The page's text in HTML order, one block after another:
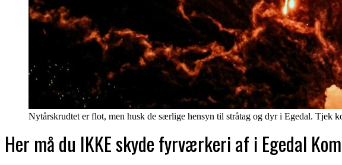
Nytårskrudtet er flot, men husk de særlige hensyn til stråtag og dyr i Egedal.
Her må du IKKE skyde fyrværkeri af i Egedal